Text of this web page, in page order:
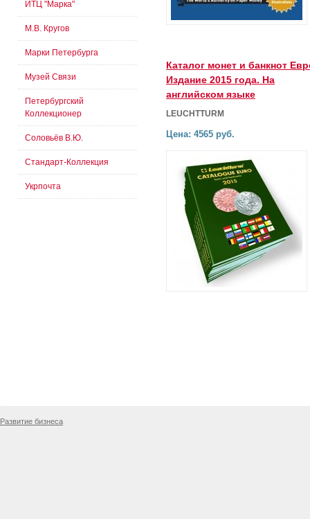
Каталог монет и банкнот
Издание 2015 года. На
английском языке
LEUCHTTURM
Цена: 4565 руб.
ИТЦ "Марка"
М.В. Кругов
Марки Петербурга
Музей Связи
Петербургский
Коллекционер
Соловьёв В.Ю.
Стандарт-Коллекция
Укрпочта
Развитие бизнеса